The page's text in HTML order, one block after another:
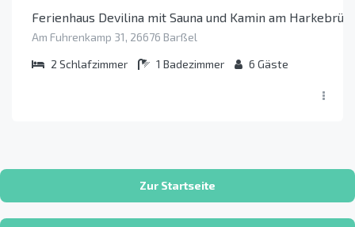
Ferienhaus Devilina mit Sauna und Kamin am
Am Fuhrenkamp 31, 26676 Barßel
2 Schlafzimmer 1 Badezimmer 6 Gäste
Zur Startseite